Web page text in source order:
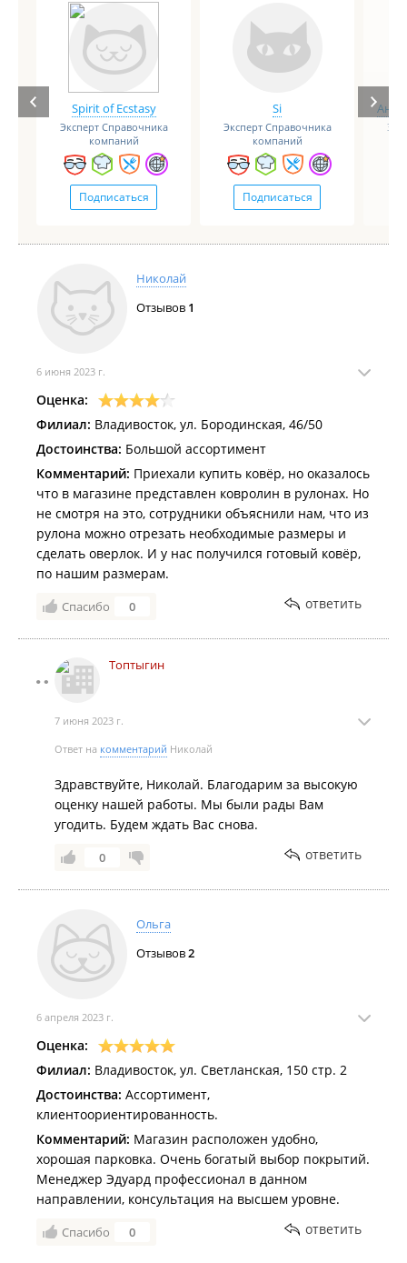
Spirit of Ecstasy
Эксперт Справочника
компаний
Подписаться
Si
Эксперт Справочника
компаний
Подписаться
Николай
Отзывов 1
6 июня 2023 г.
Оценка:
Филиал: Владивосток, ул. Бородинская, 46/50
Достоинства: Большой ассортимент
Комментарий: Приехали купить ковёр, но оказалось
что в магазине представлен ковролин в рулонах. Но
не смотря на это, сотрудники объяснили нам, что из
рулона можно отрезать необходимые размеры и
сделать оверлок. И у нас получился готовый ковёр,
по нашим размерам.
Спасибо 0 ответить
Топтыгин
7 июня 2023 г.
Ответ на комментарий Николай
Здравствуйте, Николай. Благодарим за высокую
оценку нашей работы. Мы были рады Вам
угодить. Будем ждать Вас снова.
0 ответить
Ольга
Отзывов2
6 апреля 2023 г.
Оценка:
Филиал: Владивосток, ул. Светланская, 150 стр. 2
Достоинства: Ассортимент,
клиентоориентированность.
Комментарий: Магазин расположен удобно,
хорошая парковка. Очень богатый выбор покрытий.
Менеджер Эдуард профессионал в данном
направлении, консультация на высшем уровне.
Спасибо 0 ответить